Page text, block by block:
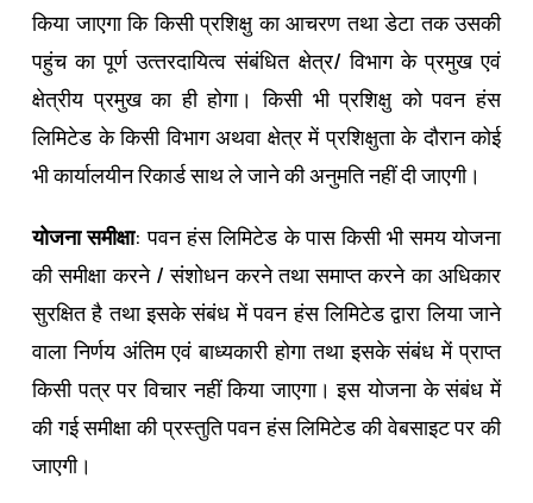
किया जाएगा कि किसी प्रशिक्षु का आचरण तथा डेटा तक उसकी
पहुंच का पूर्ण उत्‍तरदायित्‍व संबंधित क्षेत्र/ विभाग के प्रमुख एवं
क्षेत्रीय प्रमुख का ही होगा। किसी भी प्रशिक्षु को पवन हंस
लिमिटेड के किसी विभाग अथवा क्षेत्र में प्रशिक्षुता के दौरान कोई
भी कार्यालयीन रिकार्ड साथ ले जाने की अनुमति नहीं दी जाएगी।
योजना समीक्षा: पवन हंस लिमिटेड के पास किसी भी समय योजना
की समीक्षा करने / संशोधन करने तथा समाप्‍त करने का अधिकार
सुरक्षित है तथा इसके संबंध में पवन हंस लिमिटेड द्वारा लिया जाने
वाला निर्णय अंतिम एवं बाध्‍यकारी होगा तथा इसके संबंध में प्राप्‍त
किसी पत्र पर विचार नहीं किया जाएगा। इस योजना के संबंध में
की गई समीक्षा की प्रस्‍तुति पवन हंस लिमिटेड की वेबसाइट पर की
जाएगी।